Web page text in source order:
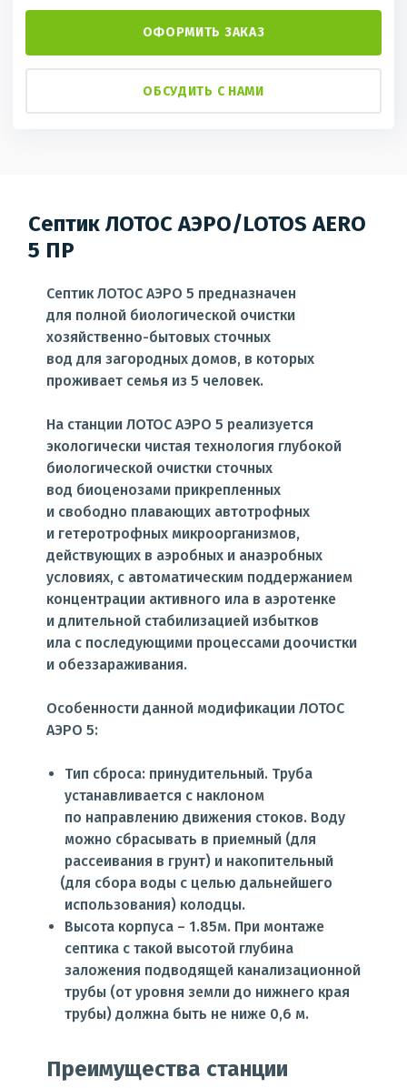
ОФОРМИТЬ ЗАКАЗ
ОБСУДИТЬ С НАМИ
Септик ЛОТОС АЭРО/LOTOS AERO
5 ПР
Септик ЛОТОС АЭРО 5 предназначен
для полной биологической очистки
хозяйственно-бытовых сточных
вод для загородных домов, в которых
проживает семья из 5 человек.
На станции ЛОТОС АЭРО 5 реализуется
экологически чистая технология глубокой
биологической очистки сточных
вод биоценозами прикрепленных
и свободно плавающих автотрофных
и гетеротрофных микроорганизмов,
действующих в аэробных и анаэробных
условиях, с автоматическим поддержанием
концентрации активного ила в аэротенке
и длительной стабилизацией избытков
ила с последующими процессами доочистки
и обеззараживания.
Особенности данной модификации ЛОТОС
АЭРО 5:
Тип сброса: принудительный. Труба
устанавливается с наклоном
по направлению движения стоков. Воду
можно сбрасывать в приемный (для
рассеивания в грунт) и накопительный
(для сбора воды с целью дальнейшего
использования) колодцы.
Высота корпуса – 1.85м. При монтаже
септика с такой высотой глубина
заложения подводящей канализационной
трубы (от уровня земли до нижнего края
трубы) должна быть не ниже 0,6 м.
Преимущества станции